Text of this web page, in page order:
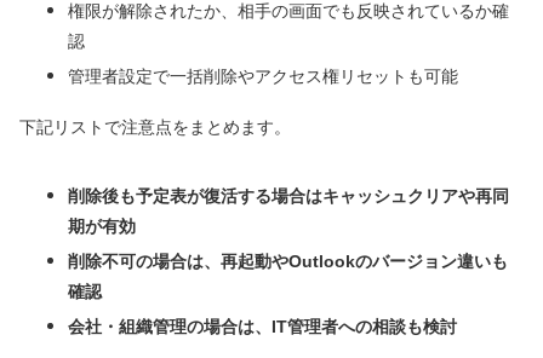
権限が解除されたか、相手の画面でも反映されているか確
認
管理者設定で一括削除やアクセス権リセットも可能
下記リストで注意点をまとめます。
削除後も予定表が復活する場合はキャッシュクリアや再同
期が有効
削除不可の場合は、再起動やOutlookのバージョン違いも
確認
会社・組織管理の場合は、IT管理者への相談も検討